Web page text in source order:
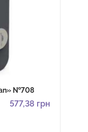
№708
577,38 грн